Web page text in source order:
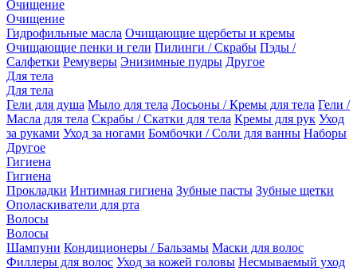
Очищение
Очищение
Гидрофильные масла Очищающие щербеты и кремы
Очищающие пенки и гели Пилинги / Скрабы Пэды /
Салфетки Ремуверы Энизимные пудры Другое
Для тела
Для тела
Гели для душа Мыло для тела Лосьоны / Кремы для тела Гели /
Масла для тела Скрабы / Скатки для тела Кремы для рук Уход
за руками Уход за ногами Бомбочки / Соли для ванны Наборы
Другое
Гигиена
Гигиена
Прокладки Интимная гигиена Зубные пасты Зубные щетки
Ополаскиватели для рта
Волосы
Волосы
Шампуни Кондиционеры / Бальзамы Маски для волос
Филлеры для волос Уход за кожей головы Несмываемый уход